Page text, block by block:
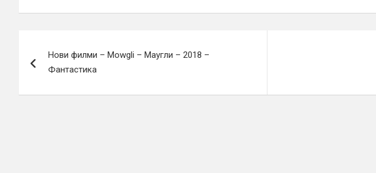
Нови филми – Mowgli – Маугли – 2018 –
Фантастика